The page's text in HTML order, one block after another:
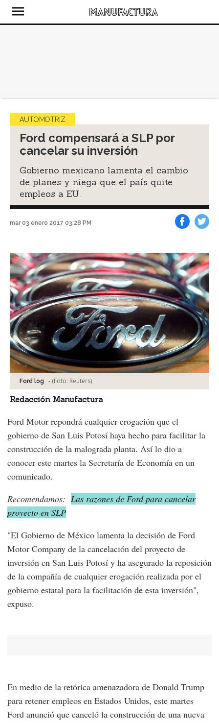
AUTOMOTRIZ
Ford compensará a SLP por
cancelar su inversión
Gobierno mexicano lamenta el cambio
de planes y niega que el país quite
empleos a EU.
mar 03 enero 2017 03:28 PM
Ford log - (Foto: Reuters)
Redacción Manufactura
Ford Motor repondrá cualquier erogación que el
gobierno de San Luis Potosí haya hecho para facilitar la
construcción de la malograda planta. Así lo dio a
conocer este martes la Secretaría de Economía en un
comunicado.
Recomendamos: Las razones de Ford para cancelar
proyecto en SLP
"El Gobierno de México lamenta la decisión de Ford
Motor Company de la cancelación del proyecto de
inversión en San Luis Potosí y ha asegurado la reposición
de la compañía de cualquier erogación realizada por el
gobierno estatal para la facilitación de esta inversión",
expuso.
En medio de la retórica amenazadora de Donald Trump
para retener empleos en Estados Unidos, este martes
Ford anunció que canceló la construcción de una nueva